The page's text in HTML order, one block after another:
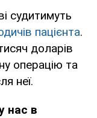
судитимуть
пацієнта.
доларів
операцію та
неї.
нас в